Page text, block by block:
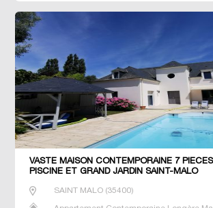
VASTE MAISON CONTEMPORAINE 7
PISCINE ET GRAND JARDIN SAINT-MALO
SAINT MALO(35400)